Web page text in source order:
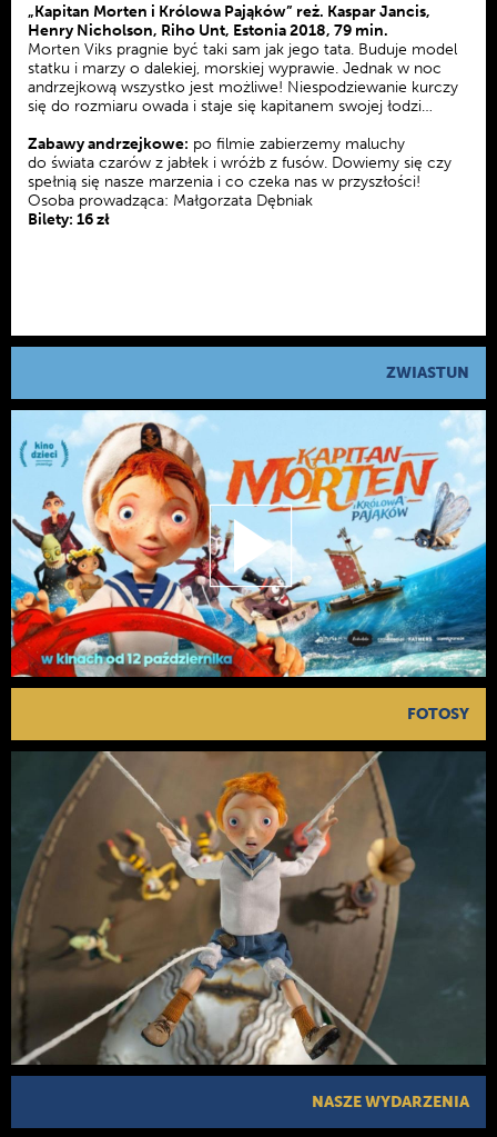
„Kapitan Morten i Królowa Pająków” reż. Kaspar Jancis,
Henry Nicholson, Riho Unt, Estonia 2018, 79 min.
Morten Viks pragnie być taki sam jak jego tata. Buduje model
statku i marzy o dalekiej, morskiej wyprawie. Jednak w noc
andrzejkową wszystko jest możliwe! Niespodziewanie kurczy
się do rozmiaru owada i staje się kapitanem swojej łodzi…
Zabawy andrzejkowe: po filmie zabierzemy maluchy
do świata czarów z jabłek i wróżb z fusów. Dowiemy się czy
spełnią się nasze marzenia i co czeka nas w przyszłości!
Osoba prowadząca: Małgorzata Dębniak
Bilety: 16 zł
ZWIASTUN
FOTOSY
NASZE WYDARZENIA